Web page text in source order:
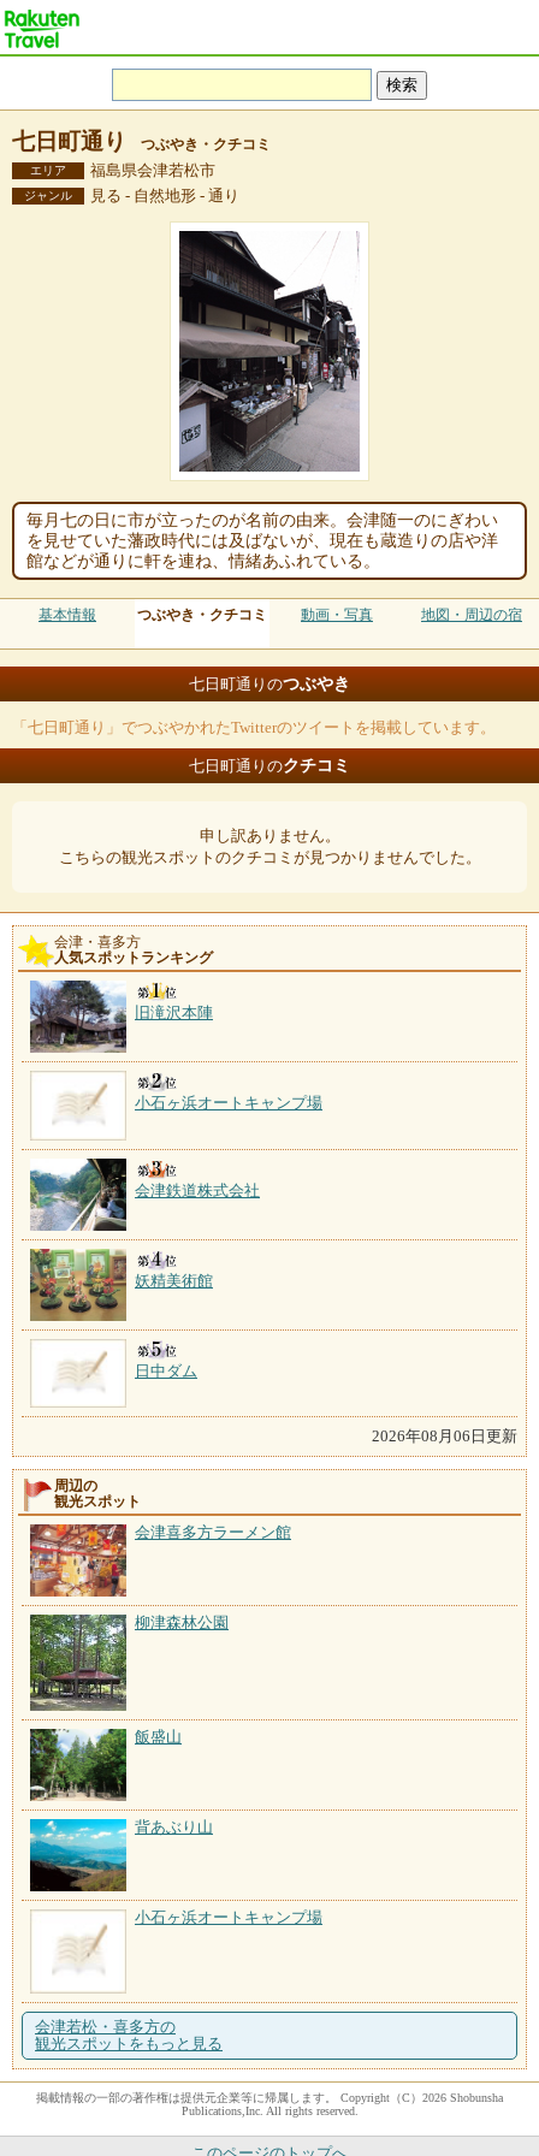
七日町通り つぶやき・クチコミ
エリア 福島県会津若松市
ジャンル 見る - 自然地形 - 通り
毎月七の日に市が立ったのが名前の由来。会津随一のにぎわい
を見せていた藩政時代には及ばないが、現在も蔵造りの店や洋
館などが通りに軒を連ね、情緒あふれている。
基本情報 つぶやき・クチコミ 動画・写真 地図・周辺の宿
七日町通りのつぶやき
「七日町通り」でつぶやかれたTwitterのツイートを掲載しています。
七日町通りのクチコミ
申し訳ありません。
こちらの観光スポットのクチコミが見つかりませんでした。
会津・喜多方
人気スポットランキング
旧滝沢本陣
小石ヶ浜オートキャンプ場
会津鉄道株式会社
妖精美術館
日中ダム
2026年08月06日更新
周辺の
観光スポット
会津喜多方ラーメン館
柳津森林公園
飯盛山
背あぶり山
小石ヶ浜オートキャンプ場
会津若松・喜多方の
観光スポットをもっと見る
掲載情報の一部の著作権は提供元企業等に帰属します。 Copyright（C）2026 Shobunsha
Publications,Inc. All rights reserved.